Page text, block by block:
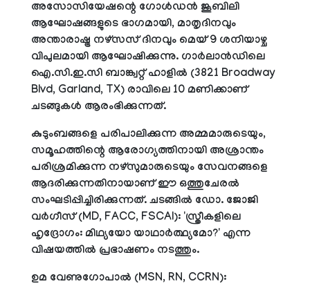
അസോസിയേഷന്റെ ഗോള്‍ഡന്‍ ജൂബിലി
ആഘോഷങ്ങളുടെ ഭാഗമായി, മാതൃദിനവും
അന്താരാഷ്ട്ര നഴ്‌സസ് ദിനവും മെയ് 9 ശനിയാഴ്ച
വിപുലമായി ആഘോഷിക്കുന്നു. ഗാര്‍ലാന്‍ഡിലെ
ഐ.സി.ഇ.സി ബാങ്ക്വറ്റ് ഹാളില്‍ (3821 Broadway
Blvd, Garland, TX) രാവിലെ 10 മണിക്കാണ്
ചടങ്ങുകള്‍ ആരംഭിക്കുന്നത്.
കുടുംബങ്ങളെ പരിപാലിക്കുന്ന അമ്മമാരുടെയും,
സമൂഹത്തിന്റെ ആരോഗ്യത്തിനായി അശ്രാന്തം
പരിശ്രമിക്കുന്ന നഴ്‌സുമാരുടെയും സേവനങ്ങളെ
ആദരിക്കുന്നതിനായാണ് ഈ ഒത്തുചേരല്‍
സംഘടിപ്പിച്ചിരിക്കുന്നത്. ചടങ്ങില്‍ ഡോ. ജോജി
വര്‍ഗീസ് (MD, FACC, FSCAI): 'സ്ത്രീകളിലെ
ഹൃദ്രോഗം: മിഥ്യയോ യാഥാര്‍ത്ഥ്യമോ?' എന്ന
വിഷയത്തില്‍ പ്രഭാഷണം നടത്തും.
ഉമ വേണുഗോപാല്‍ (MSN, RN, CCRN):